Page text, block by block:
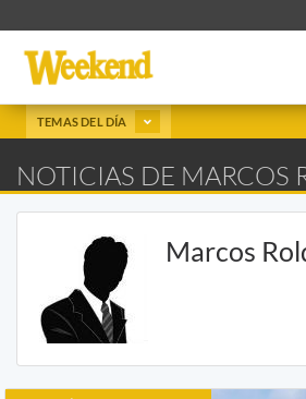
TEMAS DEL DÍA
NOTICIAS DE MARCOS
Marcos